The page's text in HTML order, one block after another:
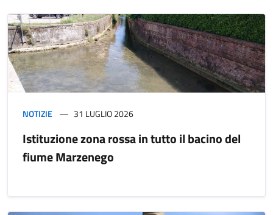
NOTIZIE 31 LUGLIO 2026
Istituzione zona rossa in tutto il bacino del
fiume Marzenego